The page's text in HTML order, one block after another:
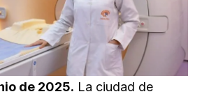
de 2025. La ciudad de